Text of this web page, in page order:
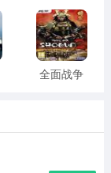
全面战争
版